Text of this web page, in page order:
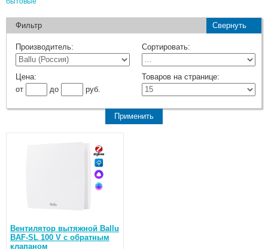
Фильтр Свернуть
Производитель: Сортировать:
Цена:
от
до руб.
Товаров на странице:
Вентилятор вытяжной Ballu
BAF-SL 100 V с обратным
клапаном